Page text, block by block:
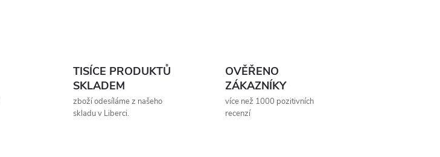
TISÍCE PRODUKTŮ
SKLADEM
zboží odesíláme z našeho
skladu v Liberci.
OVĚŘENO
ZÁKAZNÍKY
více než 1000 pozitivních
recenzí